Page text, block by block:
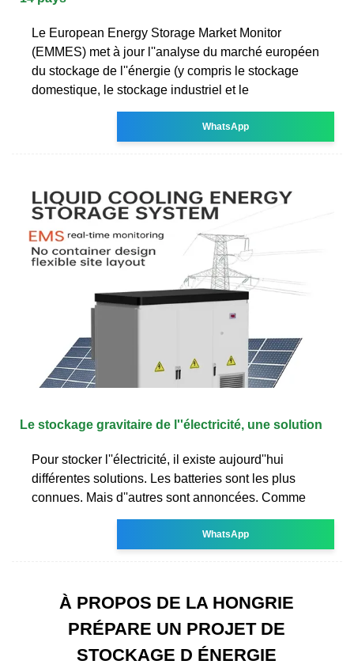
Le European Energy Storage Market Monitor
(EMMES) met à jour l''analyse du marché européen
du stockage de l''énergie (y compris le stockage
domestique, le stockage industriel et le
WhatsApp
Le stockage gravitaire de l''électricité, une solution
Pour stocker l''électricité, il existe aujourd''hui
différentes solutions. Les batteries sont les plus
connues. Mais d''autres sont annoncées. Comme
WhatsApp
À PROPOS DE LA HONGRIE
PRÉPARE UN PROJET DE
STOCKAGE D ÉNERGIE